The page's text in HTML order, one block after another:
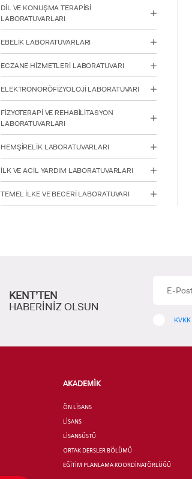
DİL VE KONUŞMA TERAPİSİ
LABORATUVARLARI
EBELİK LABORATUVARLARI
ECZANE HİZMETLERİ LABORATUVARI
ELEKTRONORÖFİZYOLOJİ LABORATUVARI
FİZYOTERAPİ VE REHABİLİTASYON
LABORATUVARLARI
HEMŞİRELİK LABORATUVARLARI
İLK VE ACİL YARDIM LABORATUVARLARI
TEMEL İLKE VE BECERİ LABORATUVARI
KENT’TEN
HABERİNİZ OLSUN
KVKK
AKADEMİK
ÖN LİSANS
LİSANS
LİSANSÜSTÜ
ORTAK DERSLER BÖLÜMÜ
EĞİTİM PLANLAMA KOORDİNATÖRLÜĞÜ